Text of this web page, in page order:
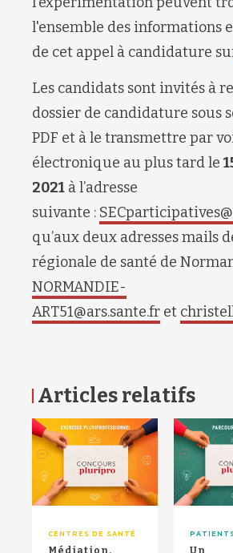
l'ensemble des informations
de cet appel à candidature
Les candidats sont invités à
dossier de candidature sous
PDF et à le transmettre par
électronique au plus tard le
2021 à l’adresse
suivante :
qu’aux deux adresses mails
régionale de santé de
NORMANDIE-
ART51@ars.sante.fr et
Articles relatifs
CENTRES DE SANTÉ